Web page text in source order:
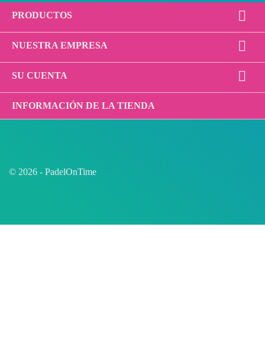
PRODUCTOS 
NUESTRA EMPRESA 
SU CUENTA 
INFORMACIÓN DE LA TIENDA
© 2026 - PadelOnTime